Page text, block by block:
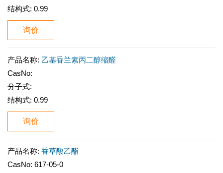
结构式: 0.99
询价
产品名称: 乙基香兰素丙二醇缩醛
CasNo:
分子式:
结构式: 0.99
询价
产品名称: 香草酸乙酯
CasNo: 617-05-0